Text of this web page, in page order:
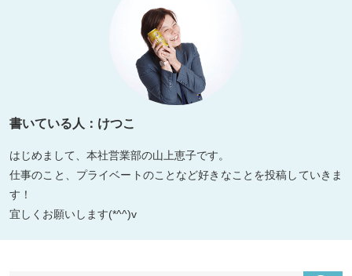
書いている人：けつこ
はじめまして、本社営業部の山上恵子です。
仕事のこと、プライベートのことなど好きなことを投稿していきま
す！
宜しくお願いします(*^^)v